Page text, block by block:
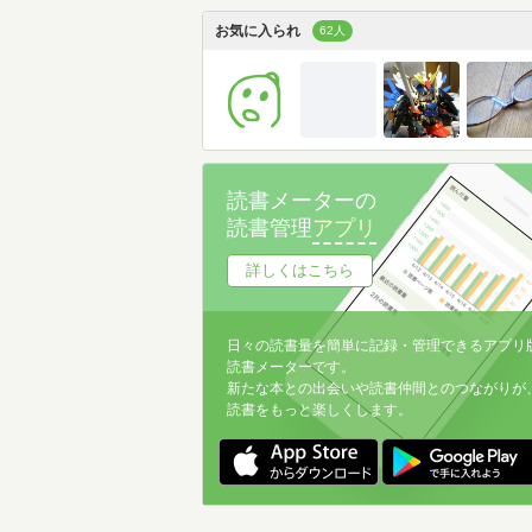
お気に入られ 62人
読書メーターの
読書管理アプリ
詳しくはこちら
日々の読書量を簡単に記録・管理できるアプリ
読書メーターです。
新たな本との出会いや読書仲間とのつながりが
読書をもっと楽しくします。